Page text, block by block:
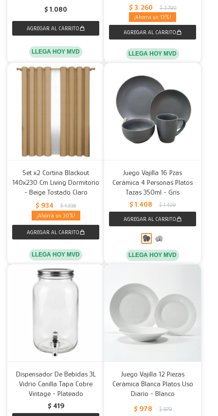
$ 1.080
LLEGA HOY MVD
$ 3.260 $ 3.790
13
LLEGA HOY MVD
Set x2 Cortina Blackout
140x230 Cm Living Dormitorio
- Beige Tostado Claro
$ 934 $ 1.338
30
LLEGA HOY MVD
Juego Vajilla 16 Pzas
Cerámica 4 Personas Platos
Tazas 350ml - Gris
$ 1.408 $ 1.409
LLEGA HOY MVD
Dispensador De Bebidas 3L
Vidrio Canilla Tapa Cobre
Vintage - Plateado
$ 419
Juego Vajilla 12 Piezas
Cerámica Blanca Platos Uso
Diario - Blanco
$ 978 $ 979